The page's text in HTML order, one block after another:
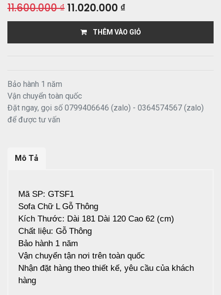
11.600.000₫ 11.020.000 ₫
THÊM VÀO GIỎ
Bảo hành 1 năm
Vận chuyển toàn quốc
Đặt ngay, gọi số 0799406646 (zalo) - 0364574567 (zalo)
để được tư vấn
Mô Tả
Mã SP: GTSF1
Sofa Chữ L Gỗ Thông
Kích Thước: Dài 181 Dài 120 Cao 62 (cm)
Chất liệu: Gỗ Thông
Bảo hành 1 năm
Vận chuyển tận nơi trên toàn quốc
Nhận đặt hàng theo thiết kế, yêu cầu của khách
hàng